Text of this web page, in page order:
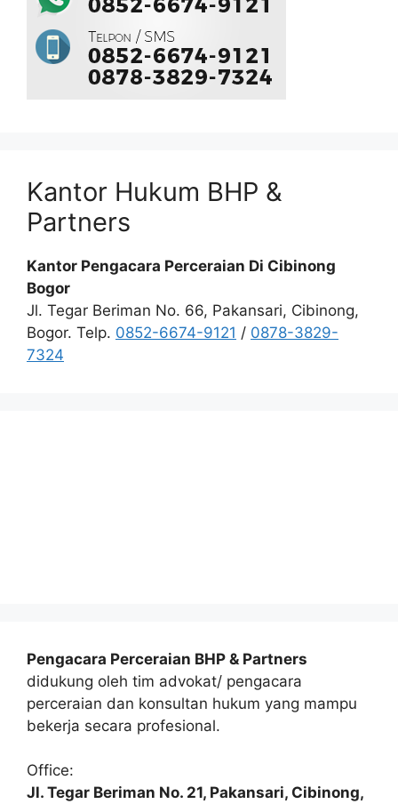
Kantor Hukum BHP &
Partners
Kantor Pengacara Perceraian Di Cibinong
Bogor
Jl. Tegar Beriman No. 66, Pakansari, Cibinong,
Bogor. Telp. 0852-6674-9121 / 0878-3829-
7324
Pengacara Perceraian BHP & Partners
didukung oleh tim advokat/ pengacara
perceraian dan konsultan hukum yang mampu
bekerja secara profesional.
Office:
Jl. Tegar Beriman No. 21, Pakansari, Cibinong,